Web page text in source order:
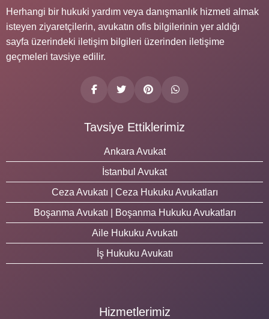
Herhangi bir hukuki yardım veya danışmanlık hizmeti almak
isteyen ziyaretçilerin, avukatın ofis bilgilerinin yer aldığı
sayfa üzerindeki iletişim bilgileri üzerinden iletişime
geçmeleri tavsiye edilir.
Tavsiye Ettiklerimiz
Ankara Avukat
İstanbul Avukat
Ceza Avukatı | Ceza Hukuku Avukatları
Boşanma Avukatı | Boşanma Hukuku Avukatları
Aile Hukuku Avukatı
İş Hukuku Avukatı
Hizmetlerimiz